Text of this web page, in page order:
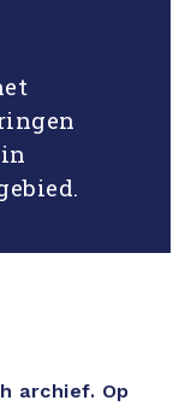
archief. Op